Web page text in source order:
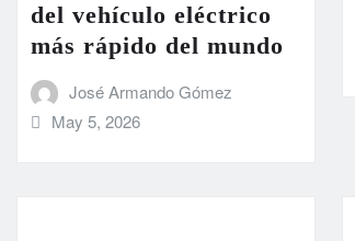
del vehículo eléctrico
más rápido del mundo
José Armando Gómez
May 5, 2026